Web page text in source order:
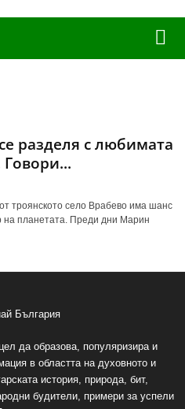
разделя с любимата
троянското село Врабево има шанс
на планетата. Преди дни Марин
да образова, популяризира и
в областта на духовното и
история, природа, бит,
будители, примери за успели